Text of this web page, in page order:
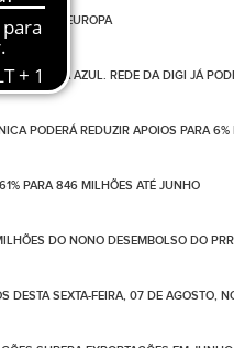
DA EUROPA
DA LINHA AZUL. REDE DA DIGI JÁ
PODERÁ REDUZIR APOIOS PARA
PARA 846 MILHÕES ATÉ JUNHO
DO NONO DESEMBOLSO DO
DESTA SEXTA-FEIRA, 07 DE AGOSTO,